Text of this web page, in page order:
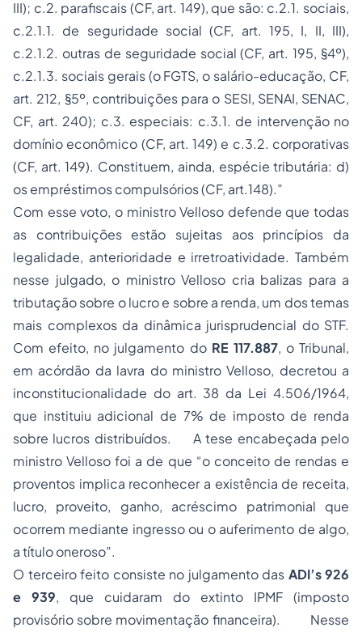
III); c.2. parafiscais (CF, art. 149), que são: c.2.1. sociais,
c.2.1.1. de seguridade social (CF, art. 195, I, II, III),
c.2.1.2. outras de seguridade social (CF, art. 195, §4º),
c.2.1.3. sociais gerais (o FGTS, o salário-educação, CF,
art. 212, §5º, contribuições para o SESI, SENAI, SENAC,
CF, art. 240); c.3. especiais: c.3.1. de intervenção no
domínio econômico (CF, art. 149) e c.3.2. corporativas
(CF, art. 149). Constituem, ainda, espécie tributária: d)
os empréstimos compulsórios (CF, art.148).”
Com esse voto, o ministro Velloso defende que todas
as contribuições estão sujeitas aos princípios da
legalidade, anterioridade e irretroatividade. Também
nesse julgado, o ministro Velloso cria balizas para a
tributação sobre o lucro e sobre a renda, um dos temas
mais complexos da dinâmica jurisprudencial do STF.
Com efeito, no julgamento do RE 117.887, o Tribunal,
em acórdão da lavra do ministro Velloso, decretou a
inconstitucionalidade do art. 38 da Lei 4.506/1964,
que instituiu adicional de 7% de imposto de renda
sobre lucros distribuídos. A tese encabeçada pelo
ministro Velloso foi a de que “o conceito de rendas e
proventos implica reconhecer a existência de receita,
lucro, proveito, ganho, acréscimo patrimonial que
ocorrem mediante ingresso ou o auferimento de algo,
a título oneroso”.
O terceiro feito consiste no julgamento das ADI’s 926
e 939, que cuidaram do extinto IPMF (imposto
provisório sobre movimentação financeira). Nesse